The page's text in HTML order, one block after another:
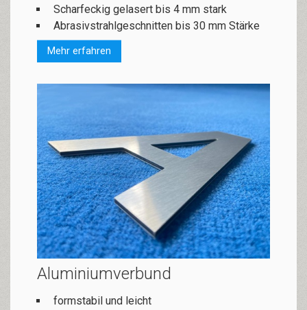
Scharfeckig gelasert bis 4 mm stark
Abrasivstrahlgeschnitten bis 30 mm Stärke
Mehr erfahren
Aluminiumverbund
formstabil und leicht